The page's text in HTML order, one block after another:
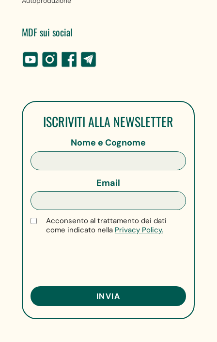
MDF sui social
ISCRIVITI ALLA NEWSLETTER
Nome e Cognome
Email
Acconsento al trattamento dei dati
come indicato nella Privacy Policy.